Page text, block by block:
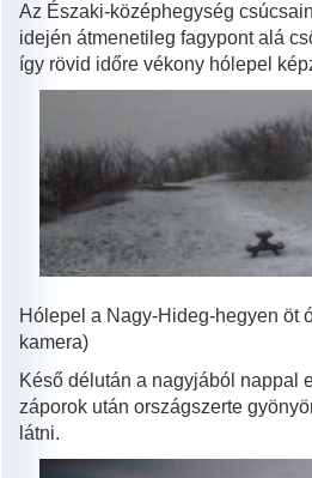
Az Északi-középhegység
idején átmenetileg fagypont alá
így rövid időre vékony hólepel
Hólepel a Nagy-Hideg-hegyen öt
kamera)
Késő délután a nagyjából nappal
záporok után országszerte
látni.